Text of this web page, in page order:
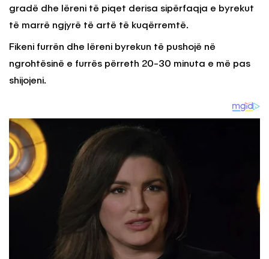
gradë dhe lëreni të piqet derisa sipërfaqja e byrekut
të marrë ngjyrë të artë të kuqërremtë.
Fikeni furrën dhe lëreni byrekun të pushojë në
ngrohtësinë e furrës përreth 20-30 minuta e më pas
shijojeni.